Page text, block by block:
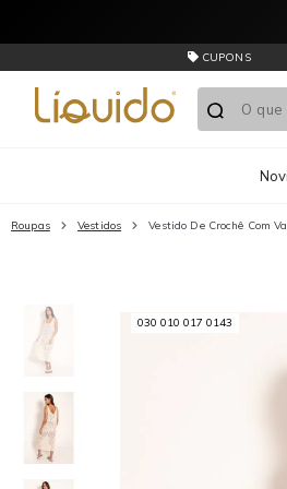
CUPONS
Roupas Vestidos Vestido De Crochê Com
030 010 017 0143